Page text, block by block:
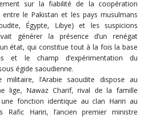
sur la fiabilité de la coopération
entre le Pakistan et les pays musulmans
Égypte, Libye) et les suspicions
générer la présence d’un renégat
état, qui constitue tout à la fois la base
et le champ d’expérimentation du
égide saoudienne.
l’Arabie saoudite dispose au
lige, Nawaz Charif, rival de la famille
fonction identique au clan Hariri au
Rafic Hariri, l’ancien premier ministre